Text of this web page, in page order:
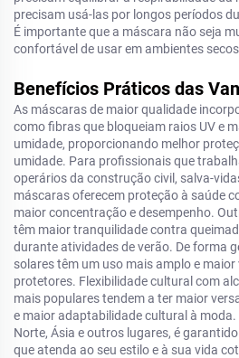
precisam usá-las por longos períodos
É importante que a máscara não seja
confortável de usar em ambientes
Benefícios Práticos das
As máscaras de maior qualidade
como fibras que bloqueiam raios UV e
umidade, proporcionando melhor
umidade. Para profissionais que
operários da construção civil, salva-
máscaras oferecem proteção à saúde
maior concentração e desempenho.
têm maior tranquilidade contra
durante atividades de verão. De forma
solares têm um uso mais amplo e
protetores. Flexibilidade cultural com
mais populares tendem a ter maior
e maior adaptabilidade cultural à moda.
Norte, Ásia e outros lugares, é
que atenda ao seu estilo e à sua vida